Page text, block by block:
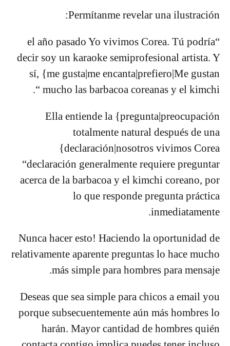
Permítanme revelar una ilustración:
“el año pasado Yo vivimos Corea. Tú podría
decir soy un karaoke semiprofesional artista. Y
sí, {me gusta|me encanta|prefiero|Me gustan
mucho las barbacoa coreanas y el kimchi “.
Ella entiende la {pregunta|preocupación
totalmente natural después de una
{declaración|nosotros vivimos Corea
“declaración generalmente requiere preguntar
acerca de la barbacoa y el kimchi coreano, por
lo que responde pregunta práctica
inmediatamente.
Nunca hacer esto! Haciendo la oportunidad de
relativamente aparente preguntas lo hace mucho
más simple para hombres para mensaje.
Deseas que sea simple para chicos a email you
porque subsecuentemente aún más hombres lo
harán. Mayor cantidad de hombres quién